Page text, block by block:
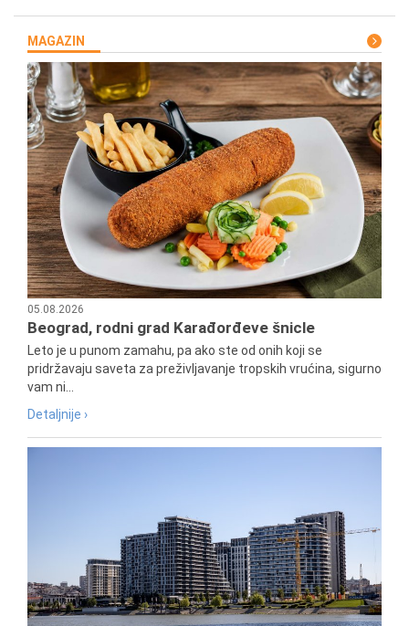
MAGAZIN
05.08.2026
Beograd, rodni grad Karađorđeve šnicle
Leto je u punom zamahu, pa ako ste od onih koji se
pridržavaju saveta za preživljavanje tropskih vrućina, sigurno
vam ni...
Detaljnije ›